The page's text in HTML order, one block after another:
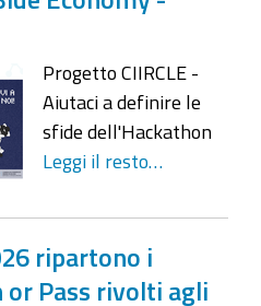
Progetto CIIRCLE -
Aiutaci a definire le
sfide dell'Hackathon
Leggi il resto…
ripartono i
or Pass rivolti agli